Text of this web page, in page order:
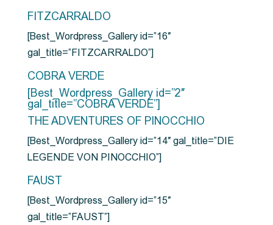
FITZCARRALDO
[Best_Wordpress_Gallery id=”16″
gal_title=”FITZCARRALDO”]
COBRA VERDE
[Best_Wordpress_Gallery id=”2″
gal_title=”COBRA VERDE”]
THE ADVENTURES OF PINOCCHIO
[Best_Wordpress_Gallery id=”14″ gal_title=”DIE
LEGENDE VON PINOCCHIO”]
FAUST
[Best_Wordpress_Gallery id=”15″
gal_title=”FAUST”]